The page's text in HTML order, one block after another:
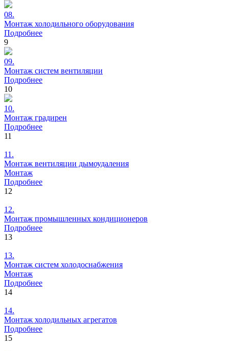
08.
Монтаж холодильного оборудования
Подробнее
9
09.
Монтаж систем вентиляции
Подробнее
10
10.
Монтаж градирен
Подробнее
11
11.
Монтаж вентиляции дымоудаления
Монтаж
Подробнее
12
12.
Монтаж промышленных кондиционеров
Подробнее
13
13.
Монтаж систем холодоснабжения
Монтаж
Подробнее
14
14.
Монтаж холодильных агрегатов
Подробнее
15